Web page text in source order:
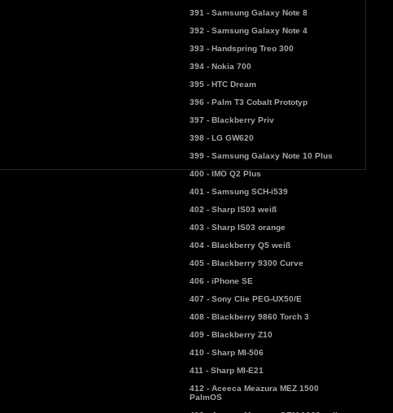
391 - Samsung Galaxy Note 8
392 - Samsung Galaxy Note 4
393 - Handspring Treo 300
394 - Nokia 700
395 - HTC Dream
396 - Palm T3 Cobalt Prototyp
397 - Blackberry Priv
398 - LG GW620
399 - Samsung Galaxy Note 10 Plus
400 - IMO Q2 Plus
401 - Samsung SCH-i539
402 - Sharp IS03 weiß
403 - Sharp IS03 orange
404 - Blackberry Q5 weiß
405 - Blackberry 9300 Curve
406 - iPhone SE
407 - Sony Clie PEG-UX50/E
408 - Blackberry 9860 Torch 3
409 - Blackberry Z10
410 - Sharp MI-506
411 - Sharp MI-E21
412 - Aceeca Meazura MEZ 1500
PalmOS